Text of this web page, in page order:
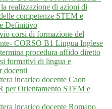
realizzazione di azioni di
competenze STEM e
Definitivo
corsi di formazione del
CORSO B1 Lingua Inglese
procedura affido diretto
formativi di lingua e
docenti
incarico docente Caon
per Orientamento STEM e
incarico docente Romano